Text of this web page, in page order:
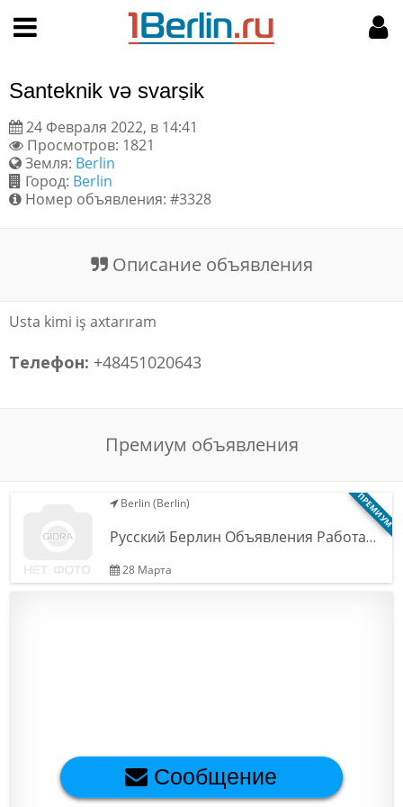
Поиск
Пользовательское соглашение
Правила доски объявлений
Цены на услуги
Новости и статьи
МОЙ АККАУНТ
Мои объявления
Santeknik və svarşik
24 Февраля 2022, в 14:41
Просмотров: 1821
Земля: Berlin
Город: Berlin
Номер объявления: #3328
Описание объявления
Usta kimi iş axtarıram
Телефон: +48451020643
Премиум объявления
ПРЕМИУМ
Berlin (Berlin)
Русский Берлин Объявления Работа…
28 Марта
Сообщение